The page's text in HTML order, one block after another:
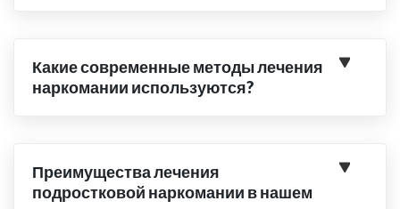
Какие современные методы лечения
наркомании используются?
Преимущества лечения
подростковой наркомании в нашем